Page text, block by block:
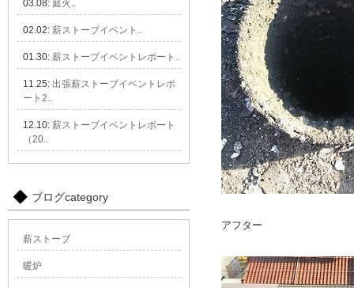
アフター
03.08: 庭火..
02.02: 薪ストーブイベント..
01.30: 薪ストーブイベントレポート..
11.25: 出張薪ストーブイベントレポ
ート2..
12.10: 薪ストーブイベントレポート
（20..
ブログcategory
薪ストーブ
暖炉